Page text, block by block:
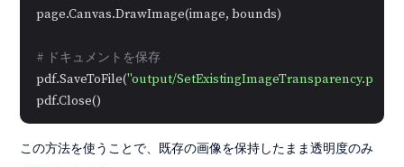
page.Canvas.DrawImage(image, bounds)
# ドキュメントを保存
pdf.SaveToFile("output/SetExistingImageTransparency.pdf"
この方法を使うことで、既存の画像を保持したまま透明度のみ